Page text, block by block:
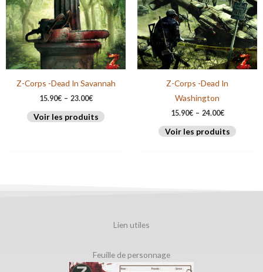
Z-Corps -Dead In Savannah
15.90€ – 23.00€
Voir les produits
Z-Corps -Dead In
Washington
15.90€ – 24.00€
Voir les produits
Lien utiles
Feuille de personnage